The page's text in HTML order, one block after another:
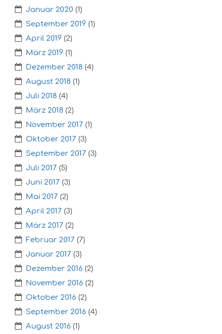
Januar 2020 (1)
September 2019 (1)
April 2019 (2)
März 2019 (1)
Dezember 2018 (4)
August 2018 (1)
Juli 2018 (4)
März 2018 (2)
November 2017 (1)
Oktober 2017 (3)
September 2017 (3)
Juli 2017 (5)
Juni 2017 (3)
Mai 2017 (2)
April 2017 (3)
März 2017 (2)
Februar 2017 (7)
Januar 2017 (3)
Dezember 2016 (2)
November 2016 (2)
Oktober 2016 (2)
September 2016 (4)
August 2016 (1)